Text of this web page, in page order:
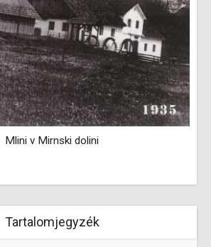
Mlini v Mirnski dolini
Tartalomjegyzék